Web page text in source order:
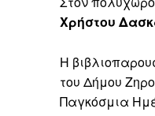
Χρήστου
Η
του Δήμου
Παγκόσμια